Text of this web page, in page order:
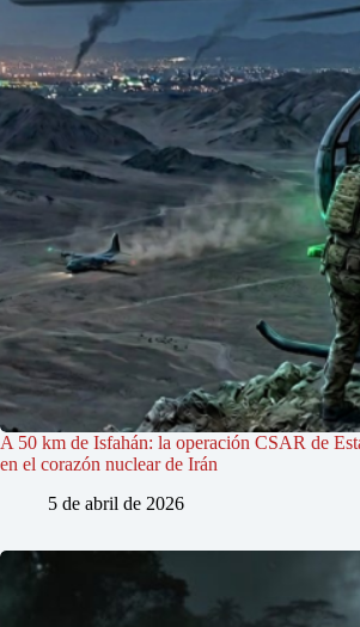
A 50 km de Isfahán: la operación CSAR de
en el corazón nuclear de Irán
5 de abril de 2026